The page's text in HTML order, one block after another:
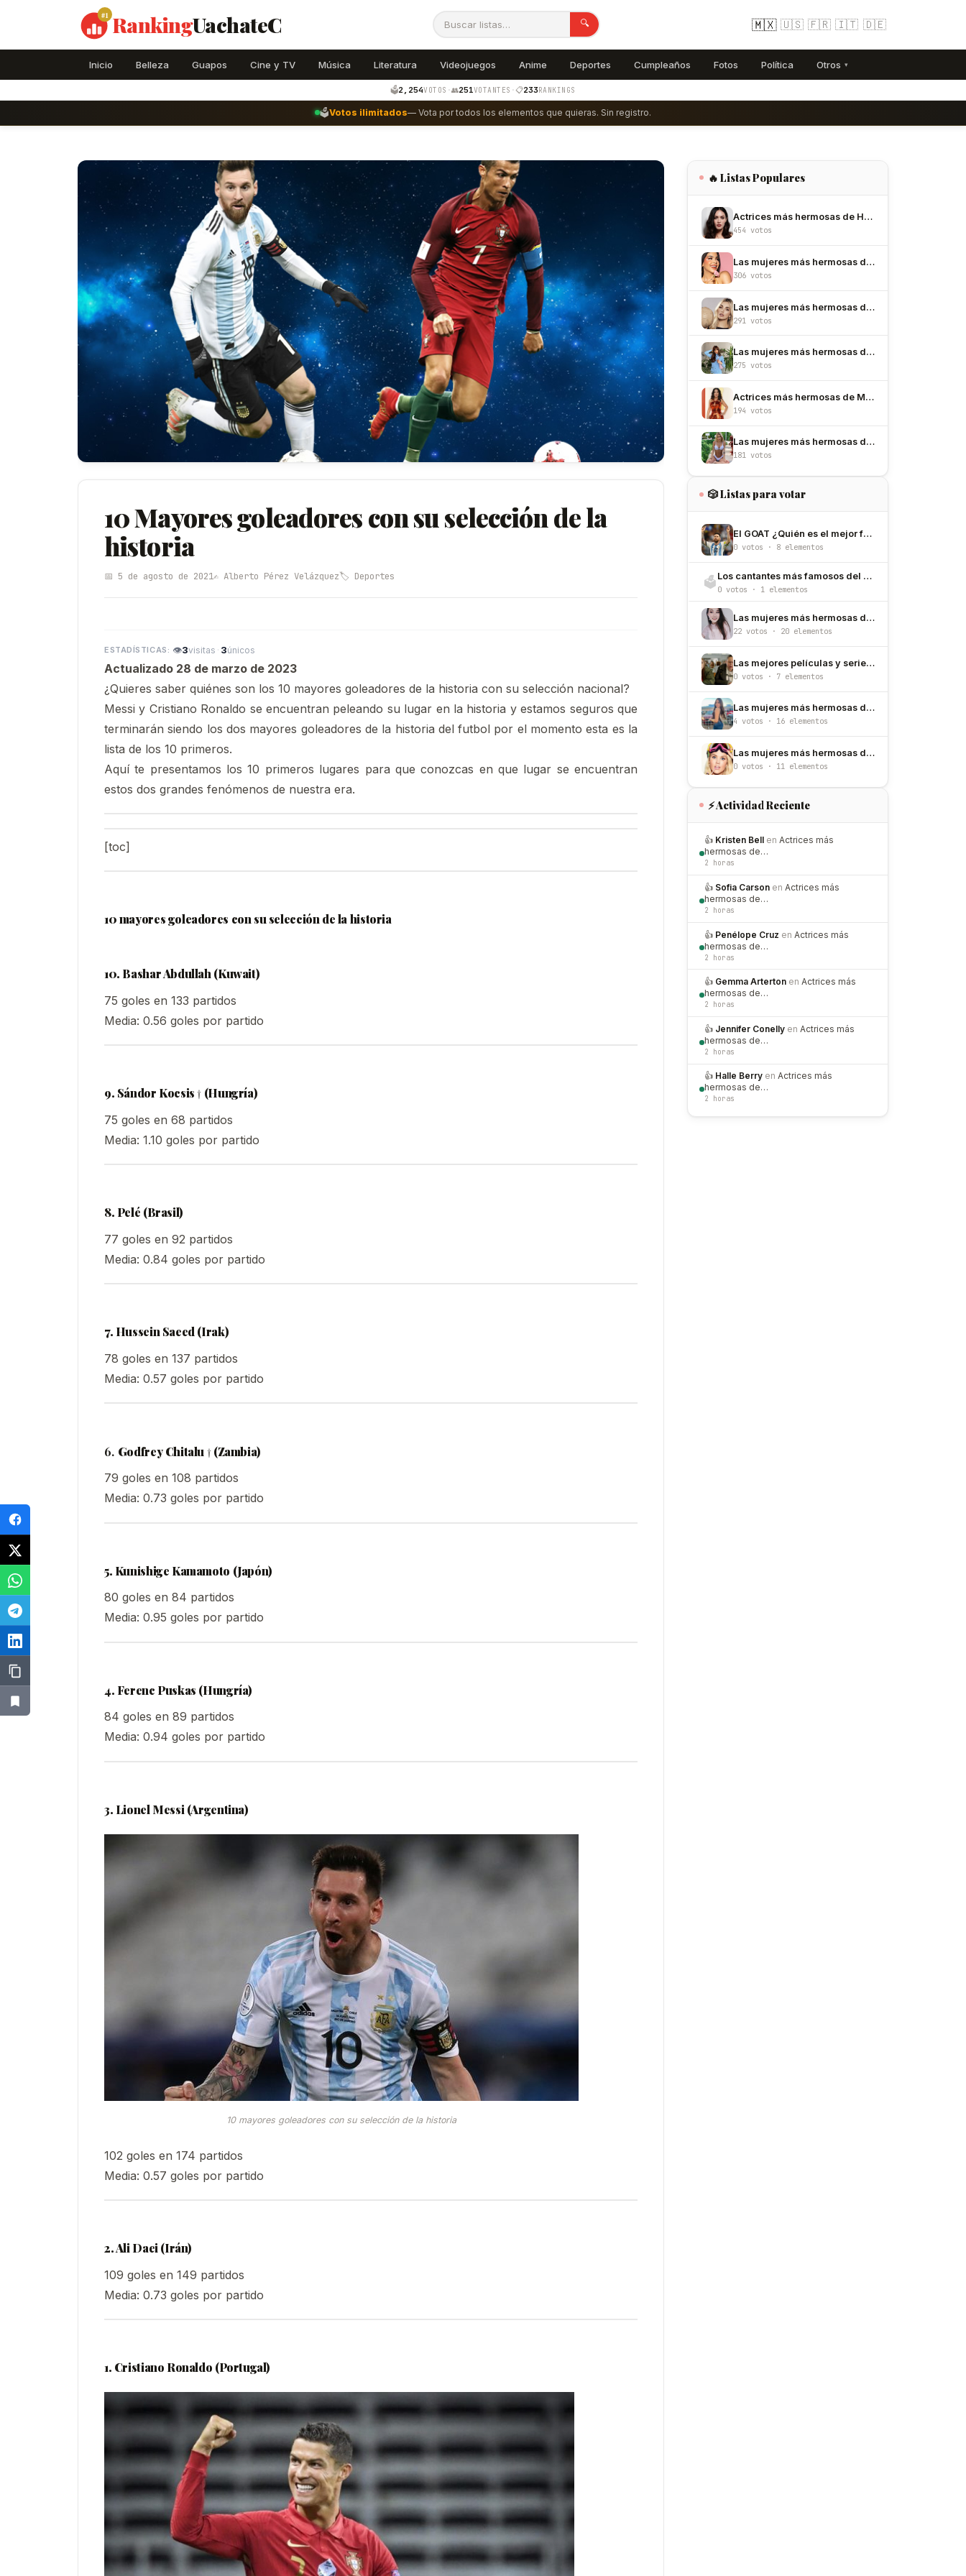
#1 RankingUachateC 🔍 🇲🇽 🇺🇸 🇫🇷 🇮🇹 🇩🇪
Inicio Belleza Guapos Cine y TV Música Literatura Videojuegos Anime Deportes Cumpleaños Fotos Política Otros ▾
🗳️2,254VOTOS ·👥251VOTANTES ·📋233RANKINGS
🗳️Votos ilimitados— Vota por todos los elementos que quieras. Sin registro.
10 Mayores goleadores con su selección de la
historia
📅 5 de agosto de 2021✍️ Alberto Pérez Velázquez🏷️ Deportes
👁3visitas · 3únicos
Actualizado 28 de marzo de 2023
¿Quieres saber quiénes son los 10 mayores goleadores de la historia con su selección nacional?
Messi y Cristiano Ronaldo se encuentran peleando su lugar en la historia y estamos seguros que
terminarán siendo los dos mayores goleadores de la historia del futbol por el momento esta es la
lista de los 10 primeros.
Aquí te presentamos los 10 primeros lugares para que conozcas en que lugar se encuentran
estos dos grandes fenómenos de nuestra era.
[toc]
10 mayores goleadores con su selección de la historia
10. Bashar Abdullah (Kuwait)
75 goles en 133 partidos
Media: 0.56 goles por partido
9. Sándor Kocsis † (Hungría)
75 goles en 68 partidos
Media: 1.10 goles por partido
8. Pelé (Brasil)
77 goles en 92 partidos
Media: 0.84 goles por partido
7. Hussein Saeed (Irak)
78 goles en 137 partidos
Media: 0.57 goles por partido
6. Godfrey Chitalu † (Zambia)(
79 goles en 108 partidos
Media: 0.73 goles por partido
5. Kunishige Kamamoto (Japón)
80 goles en 84 partidos
Media: 0.95 goles por partido
4. Ferenc Puskas (Hungría)
84 goles en 89 partidos
Media: 0.94 goles por partido
3. Lionel Messi (Argentina)
10 mayores goleadores con su selección de la historia
102 goles en 174 partidos
Media: 0.57 goles por partido
2. Ali Daei (Irán)
109 goles en 149 partidos
Media: 0.73 goles por partido
1. Cristiano Ronaldo (Portugal)
🔥 Listas Populares
Actrices más hermosas de Hollywood
454 votos
Las mujeres más hermosas de México
306 votos
Las mujeres más hermosas de Colombia
291 votos
Las mujeres más hermosas de España
275 votos
Actrices más hermosas de México
194 votos
Las mujeres más hermosas de Argentina
181 votos
🎲 Listas para votar
El GOAT ¿Quién es el mejor futbolista de todos los tiempos?
0 votos · 8 elementos
🗳️ Los cantantes más famosos del mundo
0 votos · 1 elementos
Las mujeres más hermosas de Corea del Sur
22 votos · 20 elementos
Las mejores películas y series de Jodie Comer
0 votos · 7 elementos
Las mujeres más hermosas de Chihuahua de 2026
4 votos · 16 elementos
Las mujeres más hermosas de Noruega
0 votos · 11 elementos
⚡ Actividad Reciente
👍 Kristen Bell en Actrices más
hermosas de…
2 horas
👍 Sofia Carson en Actrices más
hermosas de…
2 horas
👍 Penélope Cruz en Actrices más
hermosas de…
2 horas
👍 Gemma Arterton en Actrices más
hermosas de…
2 horas
👍 Jennifer Conelly en Actrices más
hermosas de…
2 horas
👍 Halle Berry en Actrices más
hermosas de…
2 horas